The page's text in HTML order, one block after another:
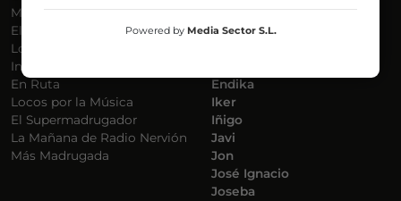
Más Música
El Madrugador
Lo Más Nuevo
Informativos
En Ruta
Locos por la Música
El Supermadrugador
La Mañana de Radio Nervión
Más Madrugada
Belén Ollero
Dani
Endika
Iker
Iñigo
Javi
Jon
José Ignacio
Joseba
Powered by Media Sector S.L.